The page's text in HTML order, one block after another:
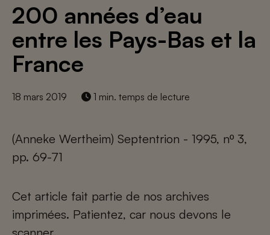
200 années d’eau
entre les Pays-Bas et la
France
18 mars 2019 1 min. temps de lecture
(Anneke Wertheim) Septentrion - 1995, nº 3,
pp. 69-71
Cet article fait partie de nos archives
imprimées. Patientez, car nous devons le